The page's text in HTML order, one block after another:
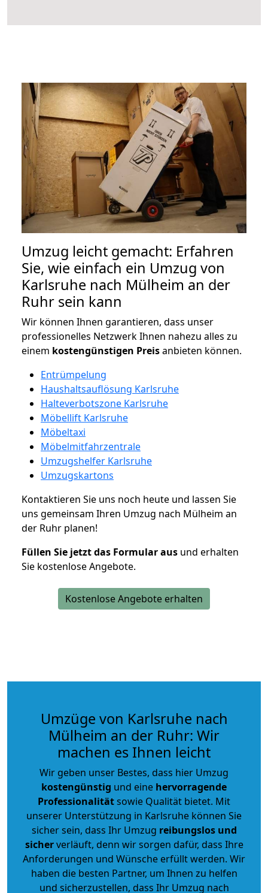
Umzug leicht gemacht: Erfahren
Sie, wie einfach ein Umzug von
Karlsruhe nach Mülheim an der
Ruhr sein kann
Wir können Ihnen garantieren, dass unser
professionelles Netzwerk Ihnen nahezu alles zu
einem kostengünstigen Preisanbieten können.
Entrümpelung
Haushaltsauflösung Karlsruhe
Halteverbotszone Karlsruhe
Möbellift Karlsruhe
Möbeltaxi
Möbelmitfahrzentrale
Umzugshelfer Karlsruhe
Umzugskartons
Kontaktieren Sie uns noch heute und lassen Sie
uns gemeinsam Ihren Umzug nach Mülheim an
der Ruhr planen!
Füllen Sie jetzt das Formular aus und erhalten
Sie kostenlose Angebote.
Kostenlose Angebote erhalten
Umzüge von Karlsruhe nach
Mülheim an der Ruhr: Wir
machen es Ihnen leicht
Wir geben unser Bestes, dass hier Umzug
kostengünstig und eine hervorragende
Professionalitätsowie Qualität bietet. Mit
unserer Unterstützung in Karlsruhe können Sie
sicher sein, dass Ihr Umzug reibungslos und
sicherverläuft, denn wir sorgen dafür, dass Ihre
Anforderungen und Wünsche erfüllt werden. Wir
haben die besten Partner, um Ihnen zu helfen
und sicherzustellen, dass Ihr Umzug nach